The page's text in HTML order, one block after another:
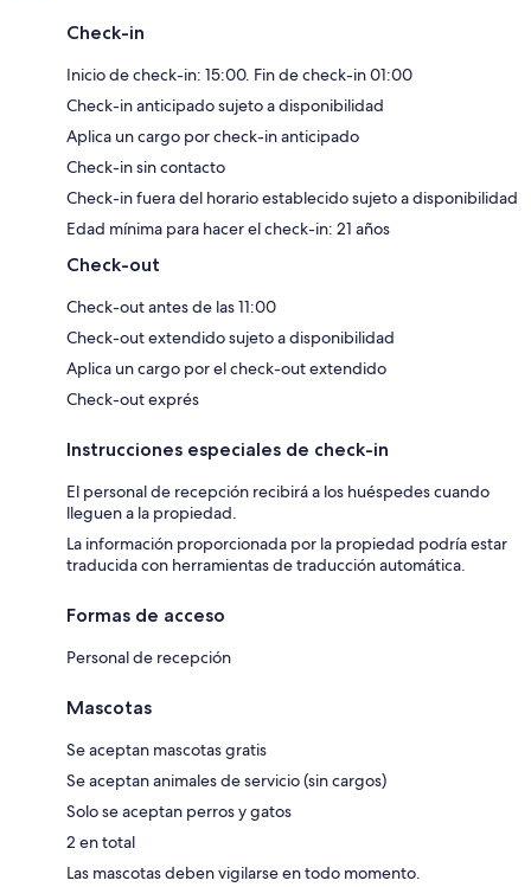
Check-in
Inicio de check-in: 15:00. Fin de check-in 01:00
Check-in anticipado sujeto a disponibilidad
Aplica un cargo por check-in anticipado
Check-in sin contacto
Check-in fuera del horario establecido sujeto a disponibilidad
Edad mínima para hacer el check-in: 21 años
Check-out
Check-out antes de las 11:00
Check-out extendido sujeto a disponibilidad
Aplica un cargo por el check-out extendido
Check-out exprés
Instrucciones especiales de check-in
El personal de recepción recibirá a los huéspedes cuando
lleguen a la propiedad.
La información proporcionada por la propiedad podría estar
traducida con herramientas de traducción automática.
Formas de acceso
Personal de recepción
Mascotas
Se aceptan mascotas gratis
Se aceptan animales de servicio (sin cargos)
Solo se aceptan perros y gatos
2 en total
Las mascotas deben vigilarse en todo momento.